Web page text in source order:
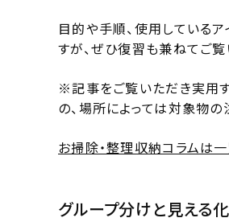
目的や手順、使用している
すが、ぜひ復習も兼ねてご
※記事をご覧いただき実用
の、場所によっては対象物
お掃除・整理収納コラムは
グループ分けと見える